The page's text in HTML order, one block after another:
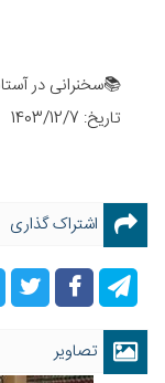
📚سخنرانی در
تاریخ: 1403/12/7
اشتراک گذاری
تصاویر